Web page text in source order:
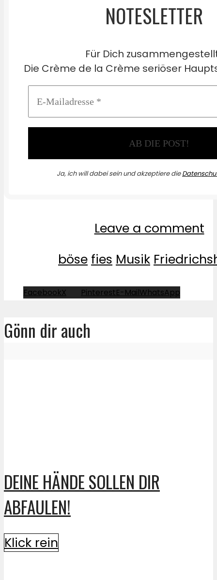
NOTESLETTER
Für Dich
Die Crème de la Crème seriöser
Ja, ich will dabei sein und akzeptiere die
Leave a comment
böse fies Musik
FacebookX PinterestE-MailWhatsApp
Gönn dir auch
DEINE HÄNDE SOLLEN DIR
ABFAULEN!
Klick rein